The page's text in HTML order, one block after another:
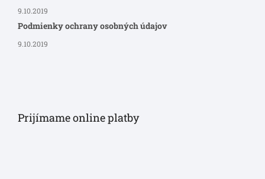
9.10.2019
Podmienky ochrany osobných údajov
9.10.2019
Prijímame online platby